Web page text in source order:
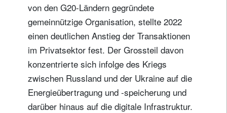
von den G20-Ländern gegründete
gemeinnützige Organisation, stellte 2022
einen deutlichen Anstieg der Transaktionen
im Privatsektor fest. Der Grossteil davon
konzentrierte sich infolge des Kriegs
zwischen Russland und der Ukraine auf die
Energieübertragung und -speicherung und
darüber hinaus auf die digitale Infrastruktur.